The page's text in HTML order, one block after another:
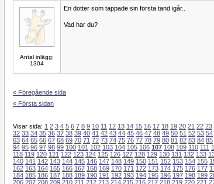
Antal inlägg:
1304
En dotter som tappade sin första tand igår..
Vad har du?
« Föregående sida
« Första sidan
Visar sida: 1 2 3 4 5 6 7 8 9 10 11 12 13 14 15 16 17 18 19 20 21 22 23
32 33 34 35 36 37 38 39 40 41 42 43 44 45 46 47 48 49 50 51 52 53 54
63 64 65 66 67 68 69 70 71 72 73 74 75 76 77 78 79 80 81 82 83 84 85
94 95 96 97 98 99 100 101 102 103 104 105 106 107 108 109 110 111
118 119 120 121 122 123 124 125 126 127 128 129 130 131 132 133
140 141 142 143 144 145 146 147 148 149 150 151 152 153 154 155
162 163 164 165 166 167 168 169 170 171 172 173 174 175 176 177
184 185 186 187 188 189 190 191 192 193 194 195 196 197 198 199
206 207 208 209 210 211 212 213 214 215 216 217 218 219 220 221